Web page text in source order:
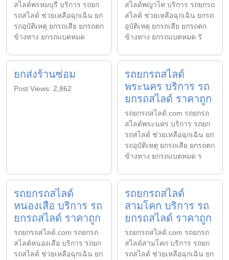
สไลด์พรหมบุรี บริการ รถยก
รถสไลด์ ช่วยเหลือฉุกเฉิน ยก
รถอุบัติเหตุ ยกรถเสีย ยกรถตก
ข้างทาง ยกรถแบตหมด
สไลด์พญาไท บริการ รถยกรถ
สไลด์ ช่วยเหลือฉุกเฉิน ยกรถ
อุบัติเหตุ ยกรถเสีย ยกรถตก
ข้างทาง ยกรถแบตหมด รั
ยกส่งร้านซ่อม
Post Views: 2,862
รถยกรถสไลด์
พระนคร บริการ รถ
ยกรถสไลด์ ราคาถูก
รถยกรถสไลด์.com รถยกรถ
สไลด์พระนคร บริการ รถยก
รถสไลด์ ช่วยเหลือฉุกเฉิน ยก
รถอุบัติเหตุ ยกรถเสีย ยกรถตก
ข้างทาง ยกรถแบตหมด ร
รถยกรถสไลด์
หนองเสือ บริการ รถ
ยกรถสไลด์ ราคาถูก
รถยกรถสไลด์.com รถยกรถ
สไลด์หนองเสือ บริการ รถยก
รถสไลด์ ช่วยเหลือฉุกเฉิน ยก
รถยกรถสไลด์
สามโคก บริการ รถ
ยกรถสไลด์ ราคาถูก
รถยกรถสไลด์.com รถยกรถ
สไลด์สามโคก บริการ รถยก
รถสไลด์ ช่วยเหลือฉุกเฉิน ยก